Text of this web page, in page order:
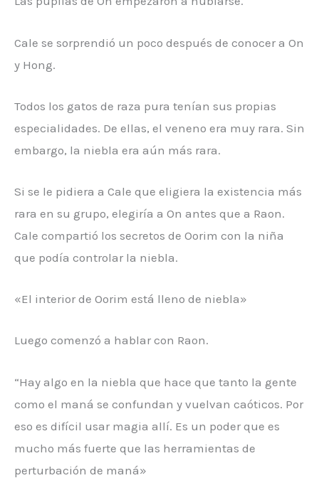
Cale se sorprendió un poco después de conocer a On
y Hong.
Todos los gatos de raza pura tenían sus propias
especialidades. De ellas, el veneno era muy rara. Sin
embargo, la niebla era aún más rara.
Si se le pidiera a Cale que eligiera la existencia más
rara en su grupo, elegiría a On antes que a Raon.
Cale compartió los secretos de Oorim con la niña
que podía controlar la niebla.
«El interior de Oorim está lleno de niebla»
Luego comenzó a hablar con Raon.
“Hay algo en la niebla que hace que tanto la gente
como el maná se confundan y vuelvan caóticos. Por
eso es difícil usar magia allí. Es un poder que es
mucho más fuerte que las herramientas de
perturbación de maná»